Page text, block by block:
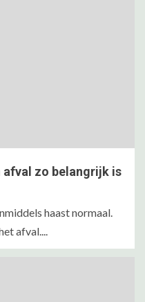
afval zo belangrijk is
haast normaal.
afval....